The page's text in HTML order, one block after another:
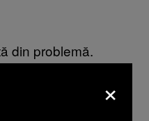
din problemă.
bine”, mai ales în
o școală doar
să dea
×